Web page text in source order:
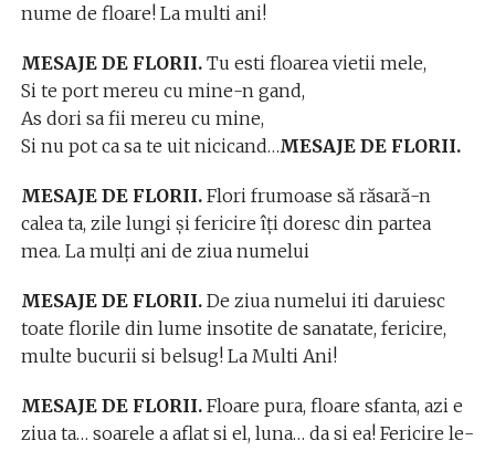
nume de floare! La multi ani!
MESAJE DE FLORII.Tu esti floarea vietii mele,
Si te port mereu cu mine-n gand,
As dori sa fii mereu cu mine,
Si nu pot ca sa te uit nicicand…MESAJE DE FLORII.
MESAJE DE FLORII.Flori frumoase să răsară-n
calea ta, zile lungi şi fericire îţi doresc din partea
mea. La mulţi ani de ziua numelui
MESAJE DE FLORII.De ziua numelui iti daruiesc
toate florile din lume insotite de sanatate, fericire,
multe bucurii si belsug! La Multi Ani!
MESAJE DE FLORII.Floare pura, floare sfanta, azi e
ziua ta… soarele a aflat si el, luna… da si ea! Fericire le-